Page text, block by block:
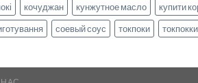
кочуджан кунжутное масло купити
соевый соус токпоки токпокки